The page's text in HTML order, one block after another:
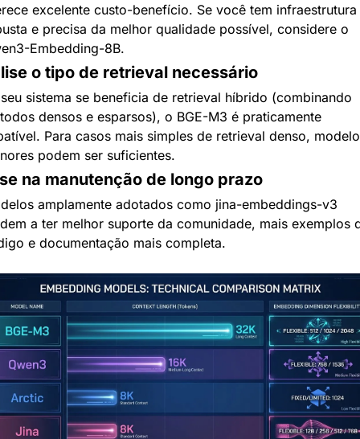
excelente custo-benefício. Se você tem infraestrutura
e precisa da melhor qualidade possível, considere o
Embedding-8B.
o tipo de retrieval necessário
sistema se beneficia de retrieval híbrido (combinando
densos e esparsos), o BGE-M3 é praticamente
Para casos mais simples de retrieval denso,
podem ser suficientes.
na manutenção de longo prazo
amplamente adotados como jina-embeddings-v3
a ter melhor suporte da comunidade, mais exemplos
e documentação mais completa.